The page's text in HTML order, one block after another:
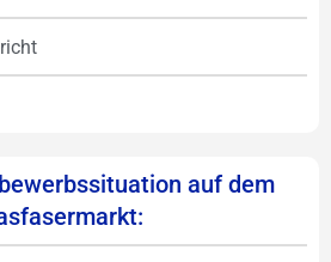
auf dem